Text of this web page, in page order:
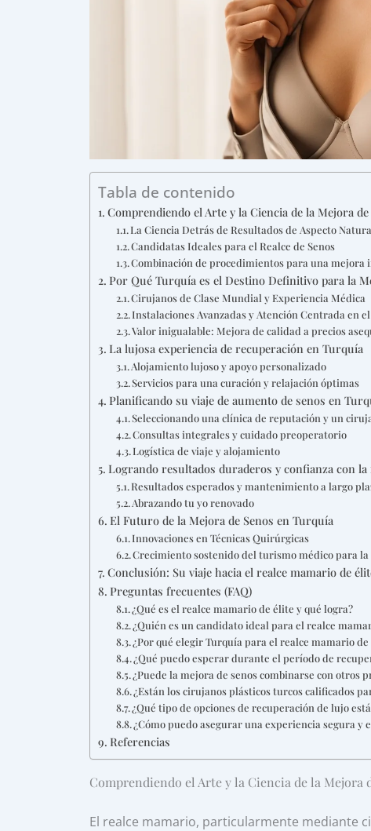
Tabla de contenido
Comprendiendo el Arte y la Ciencia de la Mejora de
La Ciencia Detrás de Resultados de Aspecto
Candidatas Ideales para el Realce de Senos
Combinación de procedimientos para una mejora
Por Qué Turquía es el Destino Definitivo para la
Cirujanos de Clase Mundial y Experiencia Médica
Instalaciones Avanzadas y Atención Centrada en
Valor inigualable: Mejora de calidad a precios
La lujosa experiencia de recuperación en Turquía
Alojamiento lujoso y apoyo personalizado
Servicios para una curación y relajación óptimas
Planificando su viaje de aumento de senos en
Seleccionando una clínica de reputación y un
Consultas integrales y cuidado preoperatorio
Logística de viaje y alojamiento
Logrando resultados duraderos y confianza con la
Resultados esperados y mantenimiento a largo
Abrazando tu yo renovado
El Futuro de la Mejora de Senos en Turquía
Innovaciones en Técnicas Quirúrgicas
Crecimiento sostenido del turismo médico para la
Conclusión: Su viaje hacia el realce mamario de
Preguntas frecuentes (FAQ)
¿Qué es el realce mamario de élite y qué logra?
¿Quién es un candidato ideal para el realce
¿Por qué elegir Turquía para el realce mamario
¿Qué puedo esperar durante el período de
¿Puede la mejora de senos combinarse con otros
¿Están los cirujanos plásticos turcos calificados
¿Qué tipo de opciones de recuperación de lujo
¿Cómo puedo asegurar una experiencia segura y
Referencias
Comprendiendo el Arte y la Ciencia de la Mejora
El realce mamario, particularmente mediante